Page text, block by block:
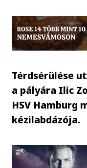
Térdsérülése
a pályára Ilic
HSV Hamburg
kézilabdázója.